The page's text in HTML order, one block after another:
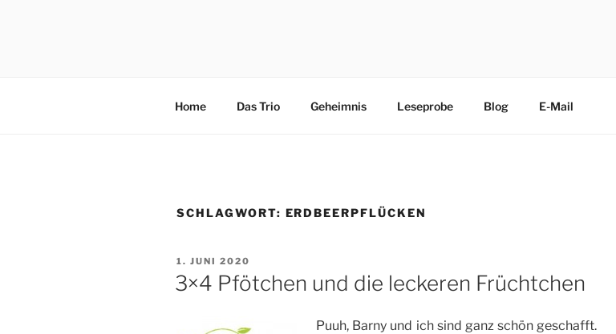
Home Das Trio Geheimnis Leseprobe Blog E-Mail
SCHLAGWORT: ERDBEERPFLÜCKEN
VERÖFFENTLICHT
AM
1. JUNI 2020
3×4 Pfötchen und die leckeren Früchtchen
Puuh, Barny und ich sind ganz schön geschafft.